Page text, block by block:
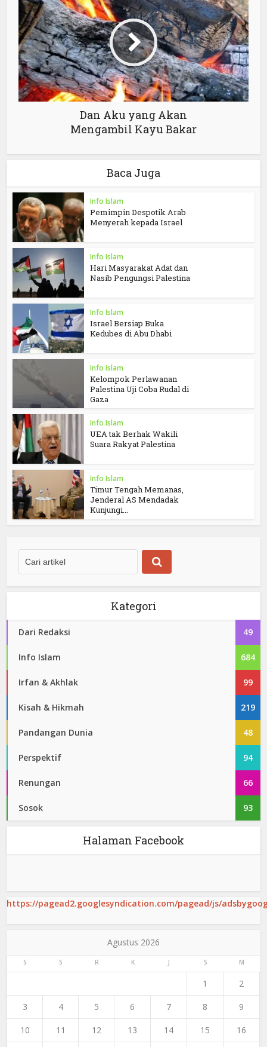
Dan Aku yang Akan
Mengambil Kayu Bakar
Baca Juga
Info Islam
Pemimpin Despotik Arab
Menyerah kepada Israel
Info Islam
Hari Masyarakat Adat dan
Nasib Pengungsi Palestina
Info Islam
Israel Bersiap Buka
Kedubes di Abu Dhabi
Info Islam
Kelompok Perlawanan
Palestina Uji Coba Rudal di
Gaza
Info Islam
UEA tak Berhak Wakili
Suara Rakyat Palestina
Info Islam
Timur Tengah Memanas,
Jenderal AS Mendadak
Kunjungi...
Kategori
Dari Redaksi 49
Info Islam 684
Irfan & Akhlak 99
Kisah & Hikmah 219
Pandangan Dunia 48
Perspektif 94
Renungan 66
Sosok 93
Halaman Facebook
https://pagead2.googlesyndication.com/pagead/js/
Agustus 2026
S S R K J S M
1 2
3 4 5 6 7 8 9
10 11 12 13 14 15 16